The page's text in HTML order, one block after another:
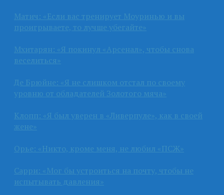
Матич: «Если вас тренирует Моуринью и вы
проигрываете, то лучше убегайте»
Мхитарян: «Я покинул «Арсенал», чтобы снова
веселиться»
Де Брюйне: «Я не слишком отстал по своему
уровню от обладателей Золотого мяча»
Клопп: «Я был уверен в «Ливерпуле», как в своей
жене»
Орье: «Никто, кроме меня, не любил «ПСЖ»
Сарри: «Мог бы устроиться на почту, чтобы не
испытывать давления»